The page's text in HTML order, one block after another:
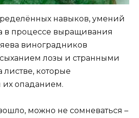
навыков, умений
в процессе выращивания
виноградников
лозы и странными
которые
опаданием.
можно не сомневаться –